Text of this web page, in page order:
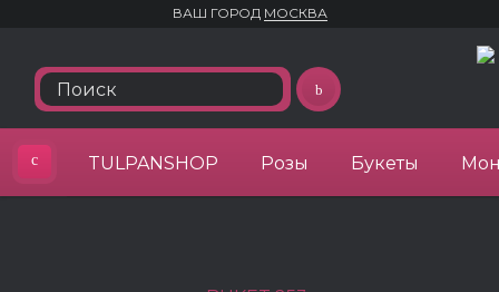
ВАШ ГОРОД МОСКВА
TULPANSHOP Розы Букеты